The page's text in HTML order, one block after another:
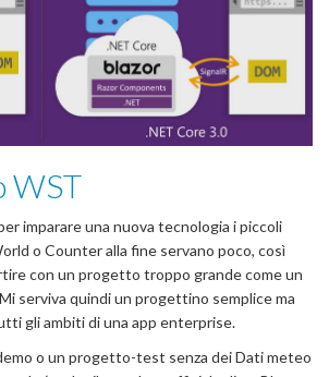
WST
imparare una nuova tecnologia i piccoli
o Counter alla fine servano poco, così
con un progetto troppo grande come un
serviva quindi un progettino semplice ma
gli ambiti di una app enterprise.
o un progetto-test senza dei Dati meteo